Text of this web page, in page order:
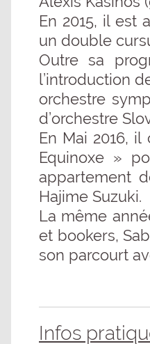
En 2015, il est
un double
Outre sa
l’introduction
orchestre
d’orchestre
En Mai 2016,
Equinoxe »
appartement
Hajime Suzuki.
La même
et bookers,
son parcourt
Infos